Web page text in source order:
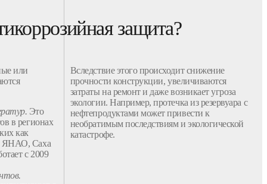
защита?
или
Это
в регионах
как
ЯНАО, Саха
с 2009
Вследствие этого происходит снижение
прочностиконструкции, увеличиваются
затраты на ремонт и даже возникает угроза
экологии. Например, протечка изрезервуара с
нефтепродуктами может привести к
необратимым последствиям и экологической
катастрофе.